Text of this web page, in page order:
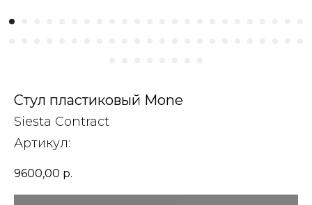
Стул пластиковый Mone
Siesta Contract
Артикул:
9600,00 р.